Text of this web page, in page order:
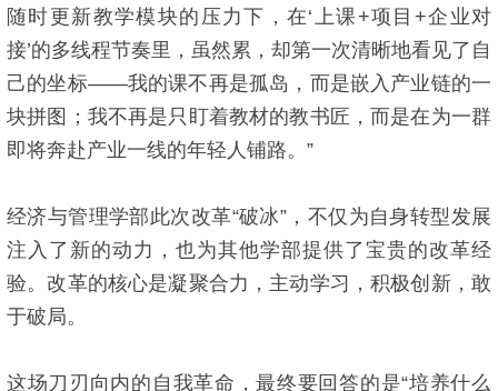
随时更新教学模块的压力下，在‘上课+项目+企业对
接’的多线程节奏里，虽然累，却第一次清晰地看见了自
己的坐标——我的课不再是孤岛，而是嵌入产业链的一
块拼图；我不再是只盯着教材的教书匠，而是在为一群
即将奔赴产业一线的年轻人铺路。”
经济与管理学部此次改革“破冰”，不仅为自身转型发展
注入了新的动力，也为其他学部提供了宝贵的改革经
验。改革的核心是凝聚合力，主动学习，积极创新，敢
于破局。
这场刀刃向内的自我革命，最终要回答的是“培养什么